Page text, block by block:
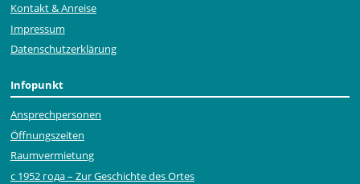
Kontakt & Anreise
Impressum
Datenschutzerklärung
Infopunkt
Ansprechpersonen
Öffnungszeiten
Raumvermietung
с 1952 года – Zur Geschichte des Ortes